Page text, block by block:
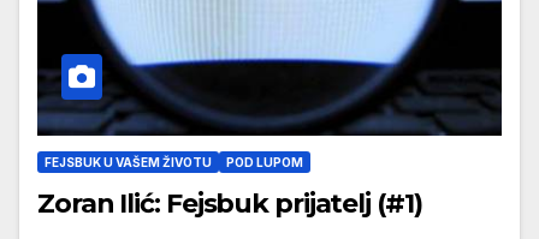
FEJSBUK U VAŠEM ŽIVOTU POD LUPOM
Zoran Ilić: Fejsbuk prijatelj (#1)